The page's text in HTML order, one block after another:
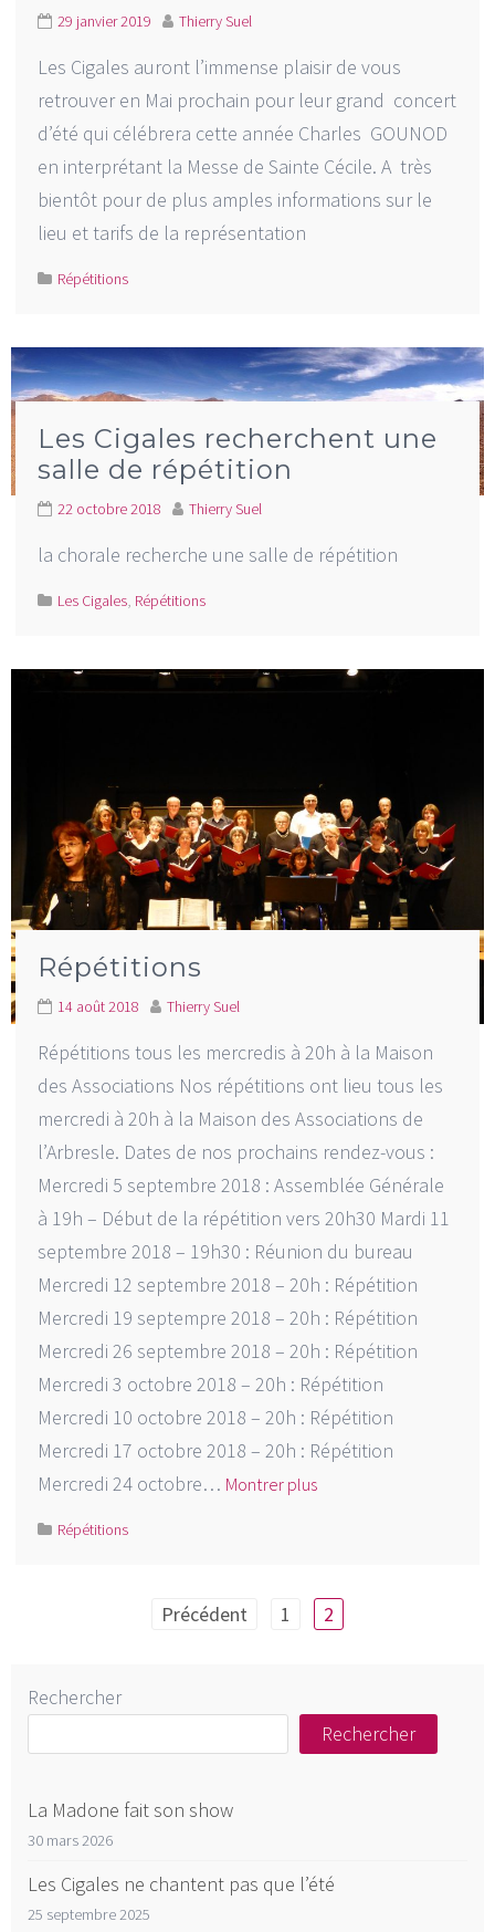
29 janvier 2019 Thierry Suel
Les Cigales auront l’immense plaisir de vous
retrouver en Mai prochain pour leur grand concert
d’été qui célébrera cette année Charles GOUNOD
en interprétant la Messe de Sainte Cécile. A très
bientôt pour de plus amples informations sur le
lieu et tarifs de la représentation
Répétitions
Les Cigales recherchent une
salle de répétition
22 octobre 2018 Thierry Suel
la chorale recherche une salle de répétition
Les Cigales, Répétitions
Répétitions
14 août 2018 Thierry Suel
Répétitions tous les mercredis à 20h à la Maison
des Associations Nos répétitions ont lieu tous les
mercredi à 20h à la Maison des Associations de
l’Arbresle. Dates de nos prochains rendez-vous :
Mercredi 5 septembre 2018 : Assemblée Générale
à 19h – Début de la répétition vers 20h30 Mardi 11
septembre 2018 – 19h30 : Réunion du bureau
Mercredi 12 septembre 2018 – 20h : Répétition
Mercredi 19 septempre 2018 – 20h : Répétition
Mercredi 26 septembre 2018 – 20h : Répétition
Mercredi 3 octobre 2018 – 20h : Répétition
Mercredi 10 octobre 2018 – 20h : Répétition
Mercredi 17 octobre 2018 – 20h : Répétition
Mercredi 24 octobre… Montrer plus
Répétitions
Précédent 1 2
Rechercher
Rechercher
La Madone fait son show
30 mars 2026
Les Cigales ne chantent pas que l’été
25 septembre 2025